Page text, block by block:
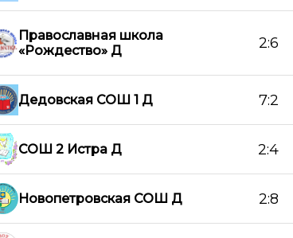
Православная школа
«Рождество» Д
2:6
Дедовская СОШ 1 Д 7:2
СОШ 2 Истра Д 2:4
Новопетровская СОШ Д 2:8